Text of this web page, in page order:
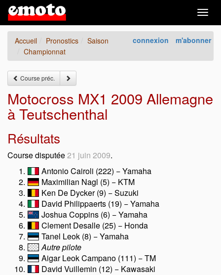
connexion m'abonner
Accueil Pronostics
Saison
Championnat
Course préc.
Motocross MX1 2009 Allemagne
à Teutschenthal
Résultats
Course disputée21 juin 2009.
Antonio Cairoli (222) − Yamaha
Maximilian Nagl (5) − KTM
Ken De Dycker (9) − Suzuki
David Philippaerts (19) − Yamaha
Joshua Coppins (6) − Yamaha
Clement Desalle (25) − Honda
Tanel Leok (8) − Yamaha
Autre pilote
Aigar Leok Campano (111) − TM
David Vuillemin (12) − Kawasaki